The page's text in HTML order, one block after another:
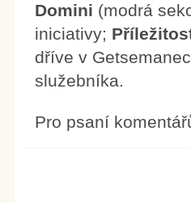
Domini (modrá
iniciativy;
dříve v
služebníka.
Pro psaní